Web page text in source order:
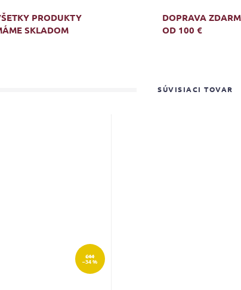
PRODUKTY
SKLADOM
DOPRAVA
OD 100 €
SÚVISIACI TOVAR
€44
–34 %